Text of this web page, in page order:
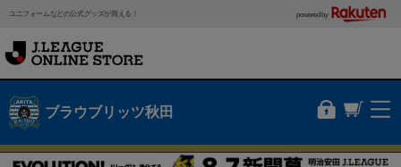
ユニフォームなどの公式グッズが買える！ powered by
ブラウブリッツ秋田